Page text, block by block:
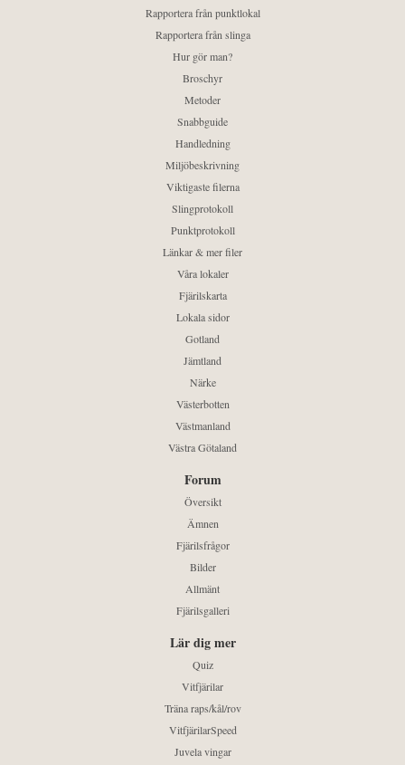
Rapportera från punktlokal
Rapportera från slinga
Hur gör man?
Broschyr
Metoder
Snabbguide
Handledning
Miljöbeskrivning
Viktigaste filerna
Slingprotokoll
Punktprotokoll
Länkar & mer filer
Våra lokaler
Fjärilskarta
Lokala sidor
Gotland
Jämtland
Närke
Västerbotten
Västmanland
Västra Götaland
Forum
Översikt
Ämnen
Fjärilsfrågor
Bilder
Allmänt
Fjärilsgalleri
Lär dig mer
Quiz
Vitfjärilar
Träna raps/kål/rov
VitfjärilarSpeed
Juvela vingar